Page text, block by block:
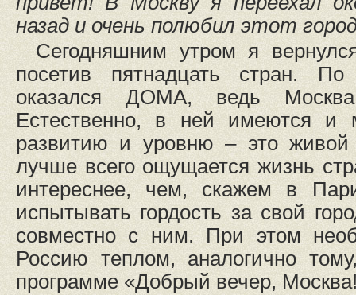
назад и очень полюбил этот
Сегодняшним утром я
посетив пятнадцать стран.
оказался ДОМА, ведь
Естественно, в ней имеются
развитию и уровню – это
лучше всего ощущается жизнь
интереснее, чем, скажем в
испытывать гордость за свой
совместно с ним. При этом
Россию теплом, аналогично
программе «Добрый вечер,